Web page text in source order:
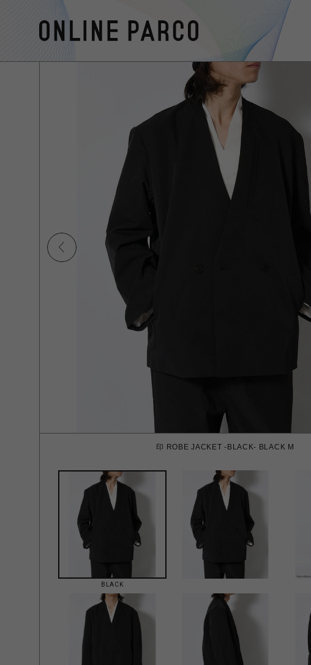
印 ROBE JACKET -BLACK- BLACK M
BLACK